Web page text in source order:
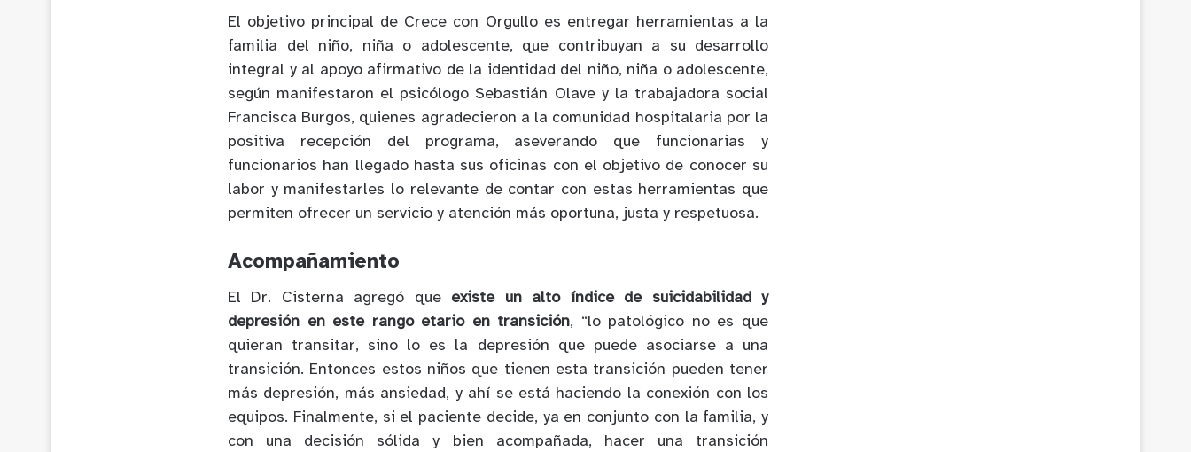
El objetivo principal de Crece con Orgullo es entregar herramientas a la
familia del niño, niña o adolescente, que contribuyan a su desarrollo
integral y al apoyo afirmativo de la identidad del niño, niña o adolescente,
según manifestaron el psicólogo Sebastián Olave y la trabajadora social
Francisca Burgos, quienes agradecieron a la comunidad hospitalaria por la
positiva recepción del programa, aseverando que funcionarias y
funcionarios han llegado hasta sus oficinas con el objetivo de conocer su
labor y manifestarles lo relevante de contar con estas herramientas que
permiten ofrecer un servicio y atención más oportuna, justa y respetuosa.
Acompañamiento
El Dr. Cisterna agregó que existe un alto índice de suicidabilidad y
depresión en este rango etario en transición, “lo patológico no es que
quieran transitar, sino lo es la depresión que puede asociarse a una
transición. Entonces estos niños que tienen esta transición pueden tener
más depresión, más ansiedad, y ahí se está haciendo la conexión con los
equipos. Finalmente, si el paciente decide, ya en conjunto con la familia, y
con una decisión sólida y bien acompañada, hacer una transición